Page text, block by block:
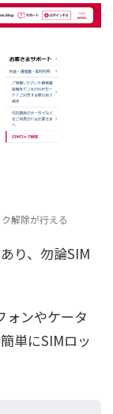
解除が行える
り、勿論SIM
ォンやケータ
単にSIMロッ